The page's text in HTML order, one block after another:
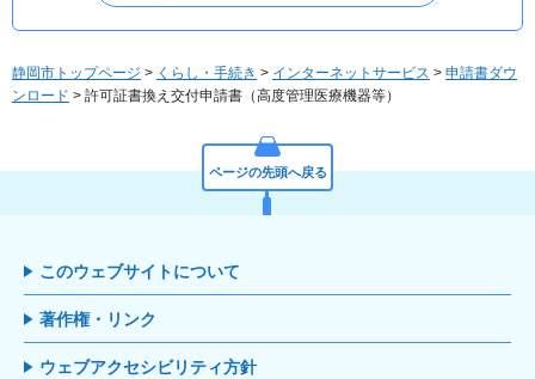
静岡市トップページ > くらし・手続き > インターネットサービス > 申請書ダウ
ンロード > 許可証書換え交付申請書（高度管理医療機器等）
ページの先頭へ戻る
このウェブサイトについて
著作権・リンク
ウェブアクセシビリティ方針